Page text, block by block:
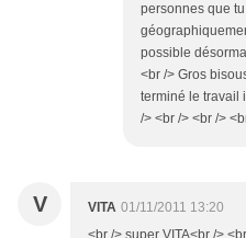
personnes que
possible
<br /> Gros
terminé le travail
/> <br /> <br />
V VITA 01/11/2011 13:20
<br /> super VITA<br />